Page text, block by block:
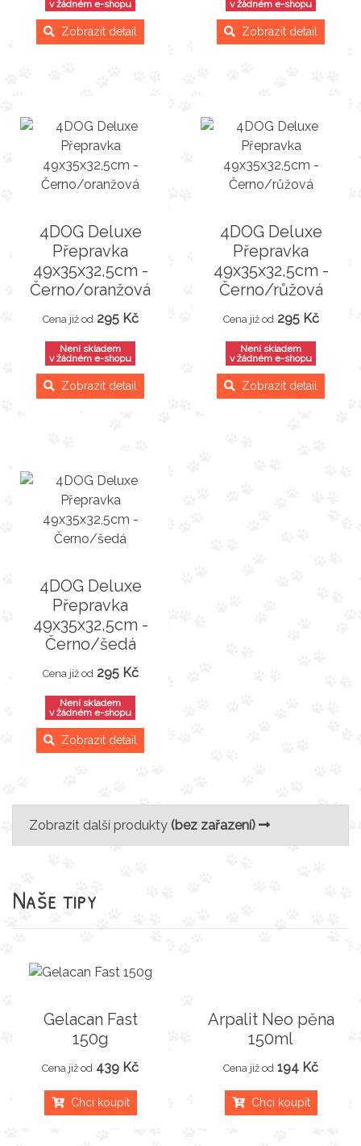
v žádném e-shopu
Zobrazit detail
v žádném e-shopu
Zobrazit detail
4DOG Deluxe
Přepravka
49x35x32,5cm -
Černo/oranžová
Cena již od 295 Kč
Není skladem
v žádném e-shopu
Zobrazit detail
4DOG Deluxe
Přepravka
49x35x32,5cm -
Černo/růžová
Cena již od 295 Kč
Není skladem
v žádném e-shopu
Zobrazit detail
4DOG Deluxe
Přepravka
49x35x32,5cm -
Černo/šedá
Cena již od 295 Kč
Není skladem
v žádném e-shopu
Zobrazit detail
Zobrazit další produkty (bez zařazení)
Naše tipy
Gelacan Fast
150g
Cena již od 439 Kč
Chci koupit
Arpalit Neo pěna
150ml
Cena již od 194 Kč
Chci koupit